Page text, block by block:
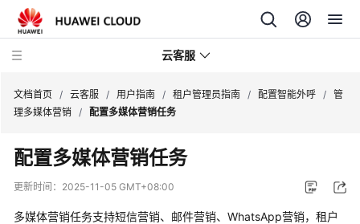
云客服
产
品
介
文档首页 / 云客服 / 用户指南 / 租户管理员指南 / 配置智能外呼 / 管
理多媒体营销 / 配置多媒体营销任务
配置多媒体营销任务
更新时间： 2025-11-05 GMT+08:00
多媒体营销任务支持短信营销、邮件营销、WhatsApp营销，租户